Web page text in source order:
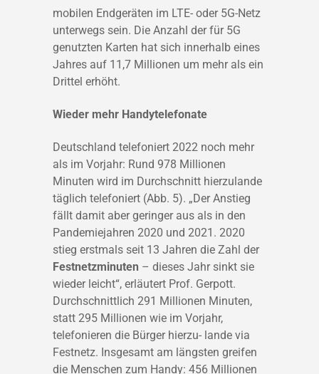
mobilen Endgeräten im LTE- oder 5G-Netz
unterwegs sein. Die Anzahl der für 5G
genutzten Karten hat sich innerhalb eines
Jahres auf 11,7 Millionen um mehr als ein
Drittel erhöht.
Wieder mehr Handytelefonate
Deutschland telefoniert 2022 noch mehr
als im Vorjahr: Rund 978 Millionen
Minuten wird im Durchschnitt hierzulande
täglich telefoniert (Abb. 5). „Der Anstieg
fällt damit aber geringer aus als in den
Pandemiejahren 2020 und 2021. 2020
stieg erstmals seit 13 Jahren die Zahl der
Festnetzminuten – dieses Jahr sinkt sie
wieder leicht“, erläutert Prof. Gerpott.
Durchschnittlich 291 Millionen Minuten,
statt 295 Millionen wie im Vorjahr,
telefonieren die Bürger hierzu- lande via
Festnetz. Insgesamt am längsten greifen
die Menschen zum Handy: 456 Millionen